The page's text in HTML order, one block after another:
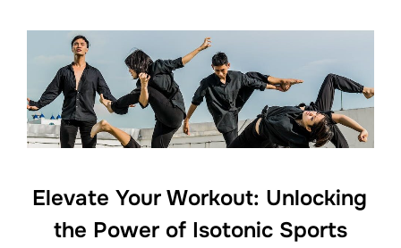
Elevate Your Workout: Unlocking
the Power of Isotonic Sports